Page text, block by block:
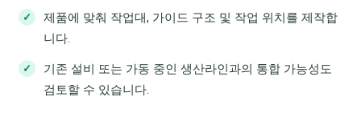
제품에 맞춰 작업대, 가이드 구조 및 작업 위치를 제작합
니다.
기존 설비 또는 가동 중인 생산라인과의 통합 가능성도
검토할 수 있습니다.